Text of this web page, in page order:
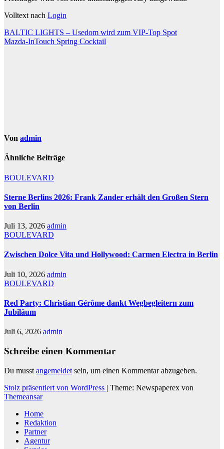
Volltext nach Login
Beitragsnavigation
BALTIC LIGHTS – Usedom wird zum VIP-Top Spot
Mazda-InTouch Spring Cocktail
Von admin
Ähnliche Beiträge
BOULEVARD
Sterne Berlins 2026: Frank Zander erhält den Großen Stern
von Berlin
Juli 13, 2026 admin
BOULEVARD
Zwischen Dolce Vita und Hollywood: Carmen Electra in Berlin
Juli 10, 2026 admin
BOULEVARD
Red Party: Christian Gérôme dankt Wegbegleitern zum
Jubiläum
Juli 6, 2026 admin
Schreibe einen Kommentar
Du musst angemeldet sein, um einen Kommentar abzugeben.
Stolz präsentiert von WordPress | Theme: Newspaperex von
Themeansar
Home
Redaktion
Partner
Agentur